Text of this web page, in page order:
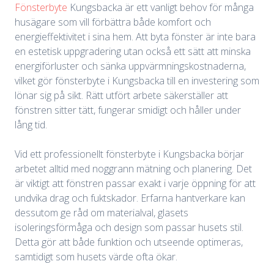
Fönsterbyte Kungsbacka är ett vanligt behov för många
husägare som vill förbättra både komfort och
energieffektivitet i sina hem. Att byta fönster är inte bara
en estetisk uppgradering utan också ett sätt att minska
energiförluster och sänka uppvärmningskostnaderna,
vilket gör fönsterbyte i Kungsbacka till en investering som
lönar sig på sikt. Rätt utfört arbete säkerställer att
fönstren sitter tätt, fungerar smidigt och håller under
lång tid.
Vid ett professionellt fönsterbyte i Kungsbacka börjar
arbetet alltid med noggrann mätning och planering. Det
är viktigt att fönstren passar exakt i varje öppning för att
undvika drag och fuktskador. Erfarna hantverkare kan
dessutom ge råd om materialval, glasets
isoleringsförmåga och design som passar husets stil.
Detta gör att både funktion och utseende optimeras,
samtidigt som husets värde ofta ökar.